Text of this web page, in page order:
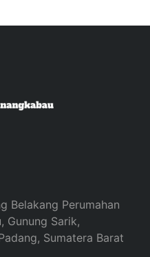
Belakang Perumahan
Gunung Sarik,
Sumatera Barat